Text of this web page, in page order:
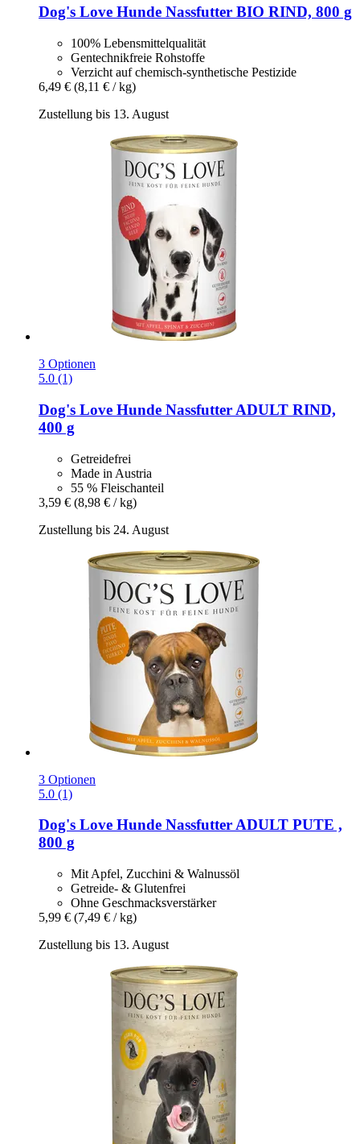
Dog's Love Hunde Nassfutter BIO RIND, 800 g
100% Lebensmittelqualität
Gentechnikfreie Rohstoffe
Verzicht auf chemisch-synthetische Pestizide
6,49 € (8,11 € / kg)
Zustellung bis 13. August
3 Optionen
5.0 (1)
Dog's Love Hunde Nassfutter ADULT RIND,
400 g
Getreidefrei
Made in Austria
55 % Fleischanteil
3,59 € (8,98 € / kg)
Zustellung bis 24. August
3 Optionen
5.0 (1)
Dog's Love Hunde Nassfutter ADULT PUTE ,
800 g
Mit Apfel, Zucchini & Walnussöl
Getreide- & Glutenfrei
Ohne Geschmacksverstärker
5,99 € (7,49 € / kg)
Zustellung bis 13. August